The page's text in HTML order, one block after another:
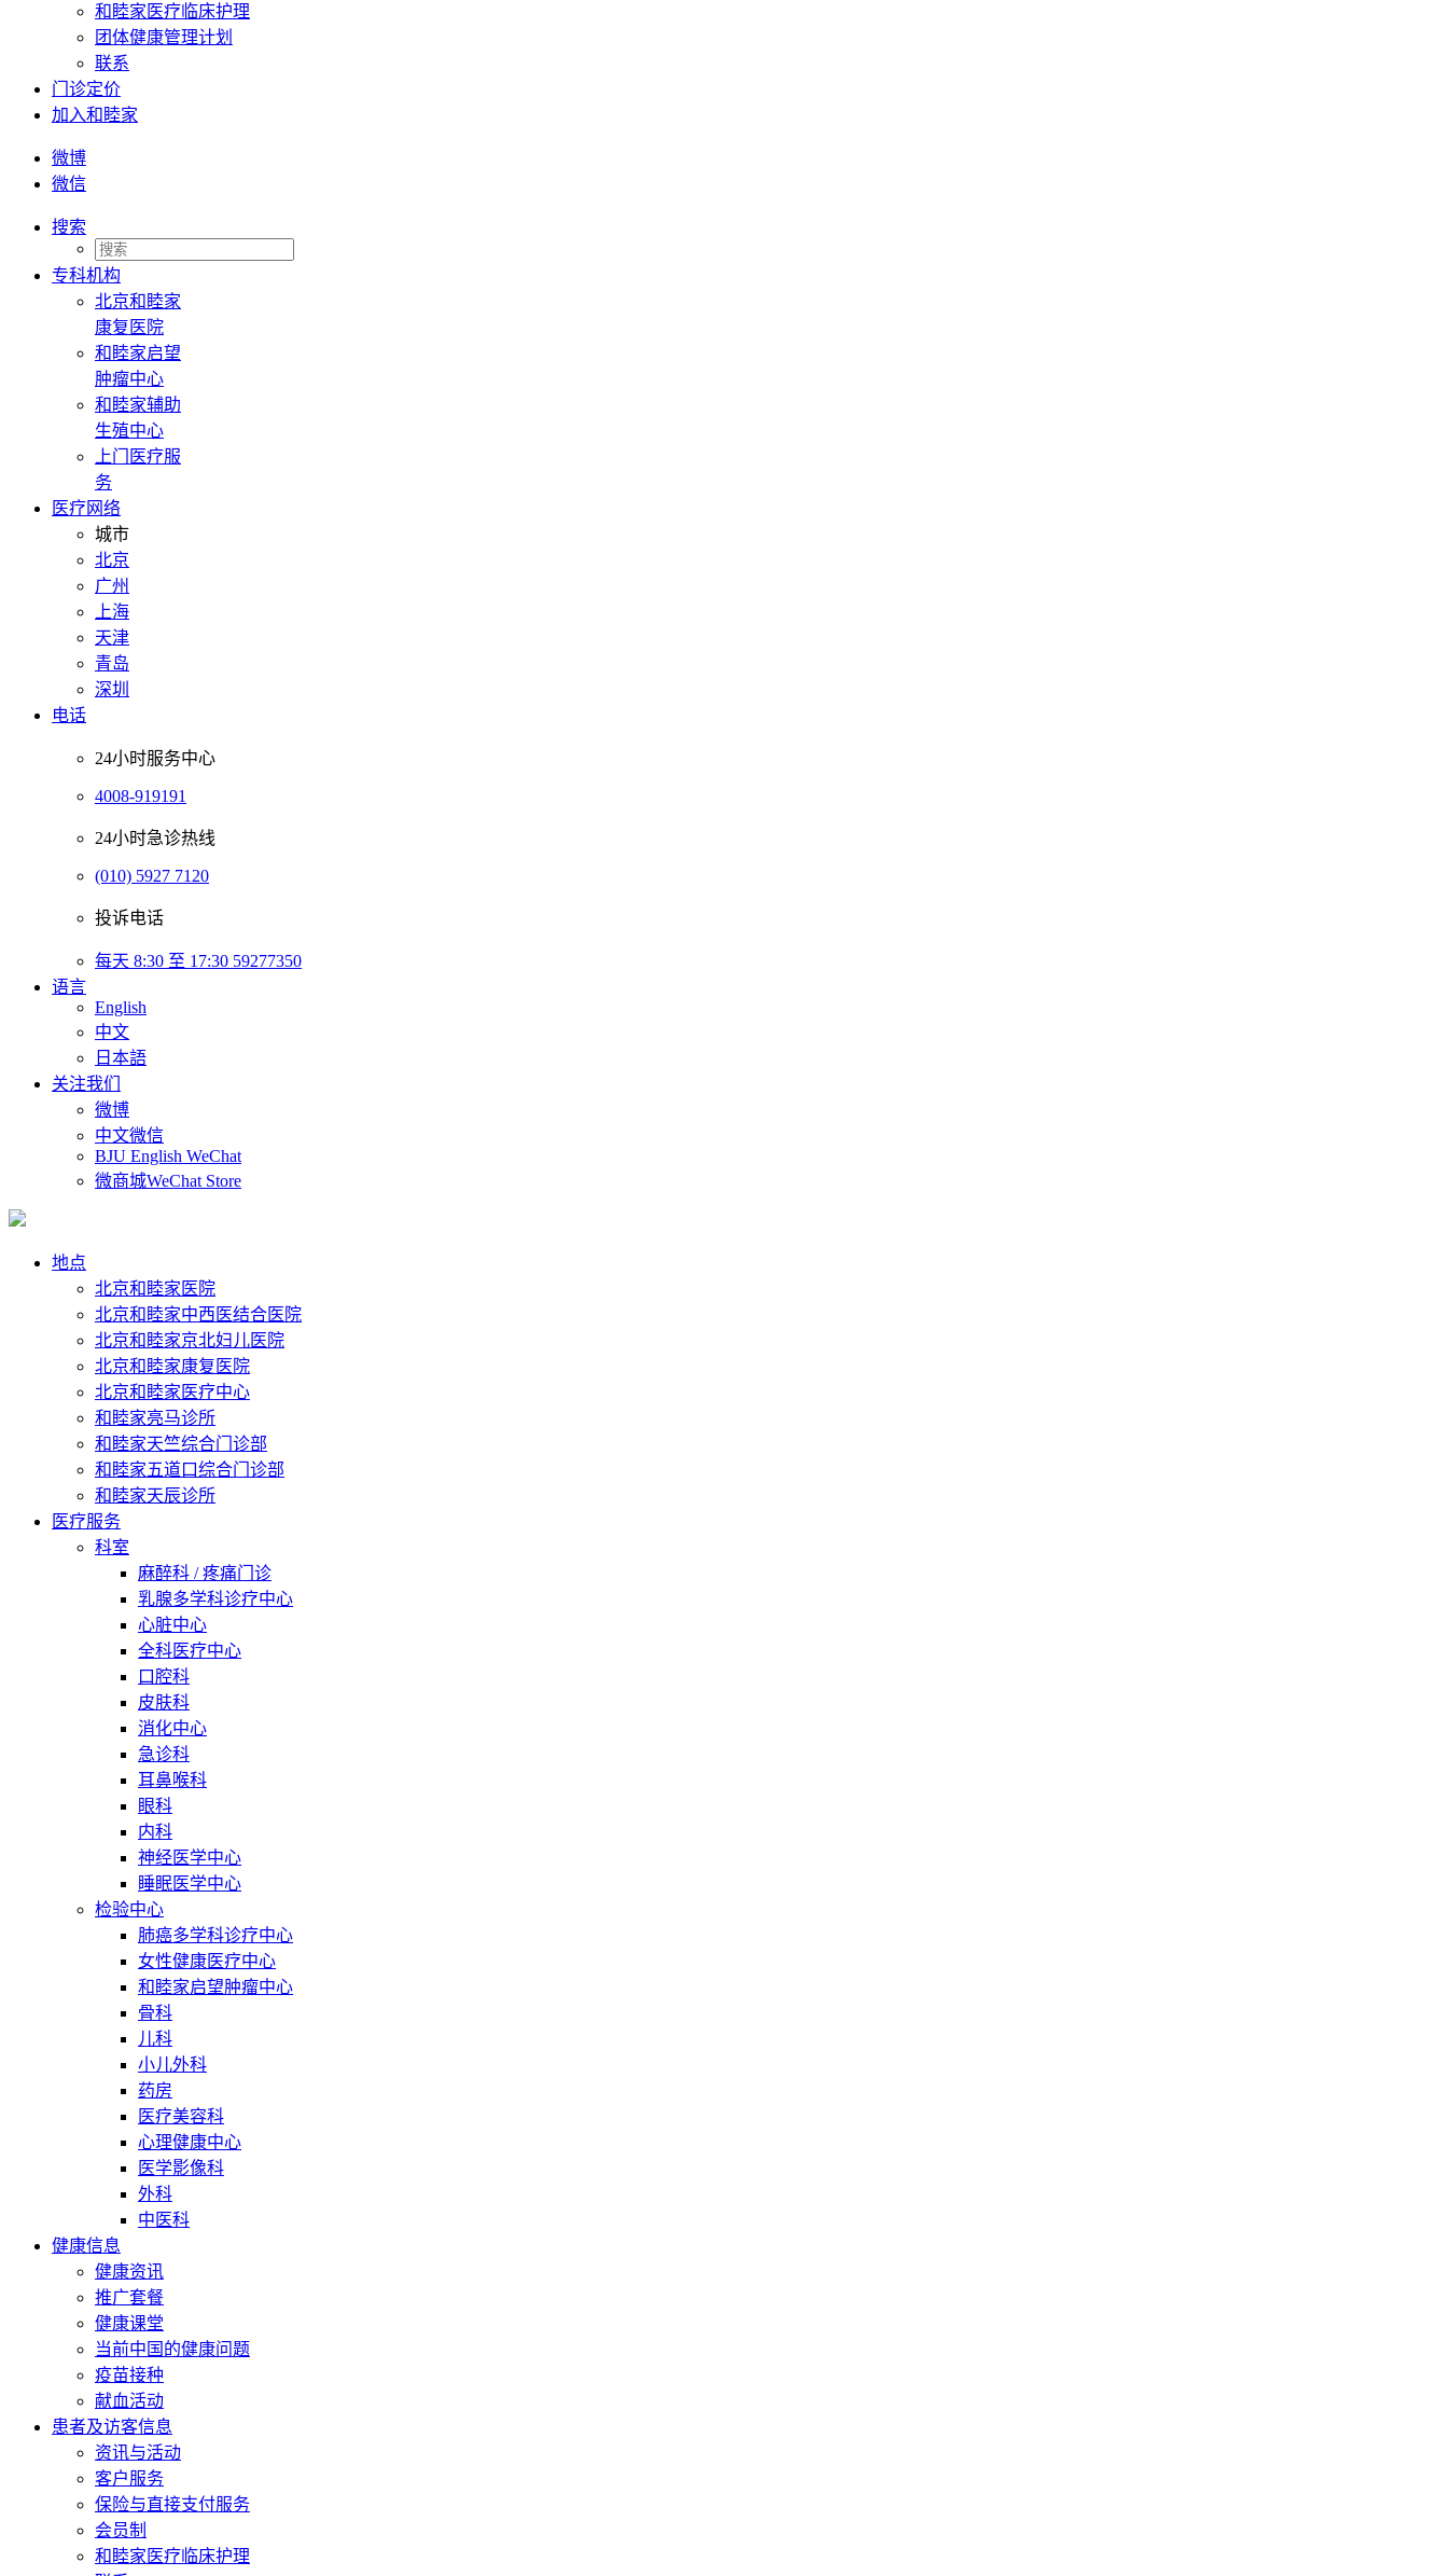
和睦家医疗临床护理
团体健康管理计划
联系
门诊定价
加入和睦家
微博
微信
搜索
专科机构
北京和睦家
康复医院
和睦家启望
肿瘤中心
和睦家辅助
生殖中心
上门医疗服
务
医疗网络
城市
北京
广州
上海
天津
青岛
深圳
电话
24小时服务中心
4008-919191
24小时急诊热线
(010) 5927 7120
投诉电话
每天 8:30 至 17:30 59277350
语言
English
中文
日本語
关注我们
微博
中文微信
BJU English WeChat
微商城WeChat Store
地点
北京和睦家医院
北京和睦家中西医结合医院
北京和睦家京北妇儿医院
北京和睦家康复医院
北京和睦家医疗中心
和睦家亮马诊所
和睦家天竺综合门诊部
和睦家五道口综合门诊部
和睦家天辰诊所
医疗服务
科室
麻醉科 / 疼痛门诊
乳腺多学科诊疗中心
心脏中心
全科医疗中心
口腔科
皮肤科
消化中心
急诊科
耳鼻喉科
眼科
内科
神经医学中心
睡眠医学中心
检验中心
肺癌多学科诊疗中心
女性健康医疗中心
和睦家启望肿瘤中心
骨科
儿科
小儿外科
药房
医疗美容科
心理健康中心
医学影像科
外科
中医科
健康信息
健康资讯
推广套餐
健康课堂
当前中国的健康问题
疫苗接种
献血活动
患者及访客信息
资讯与活动
客户服务
保险与直接支付服务
会员制
和睦家医疗临床护理